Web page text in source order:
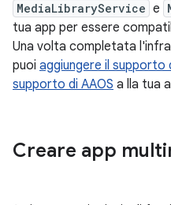
MediaLibraryService e
tua app per essere
Una volta completata
puoi aggiungere il supporto
supporto di AAOS a lla tua
Creare app